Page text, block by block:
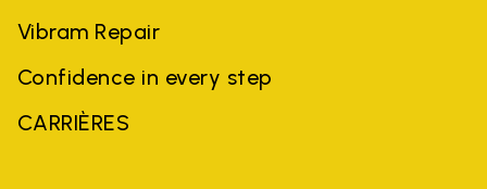
Vibram Repair
Confidence in every step
CARRIÈRES